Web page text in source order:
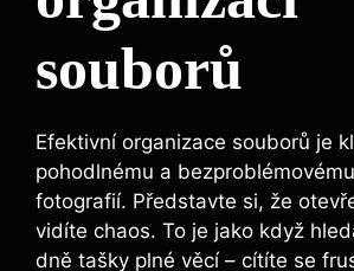
souborů
Efektivní organizace souborů je
pohodlnému a
fotografií. Představte si, že
vidíte chaos. ⁤To je jako když
dně tašky plné věcí – ‌cítíte se